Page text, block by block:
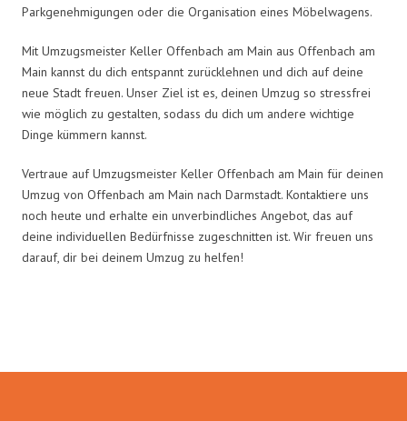
Parkgenehmigungen oder die Organisation eines Möbelwagens.
Mit Umzugsmeister Keller Offenbach am Main aus Offenbach am
Main kannst du dich entspannt zurücklehnen und dich auf deine
neue Stadt freuen. Unser Ziel ist es, deinen Umzug so stressfrei
wie möglich zu gestalten, sodass du dich um andere wichtige
Dinge kümmern kannst.
Vertraue auf Umzugsmeister Keller Offenbach am Main für deinen
Umzug von Offenbach am Main nach Darmstadt. Kontaktiere uns
noch heute und erhalte ein unverbindliches Angebot, das auf
deine individuellen Bedürfnisse zugeschnitten ist. Wir freuen uns
darauf, dir bei deinem Umzug zu helfen!